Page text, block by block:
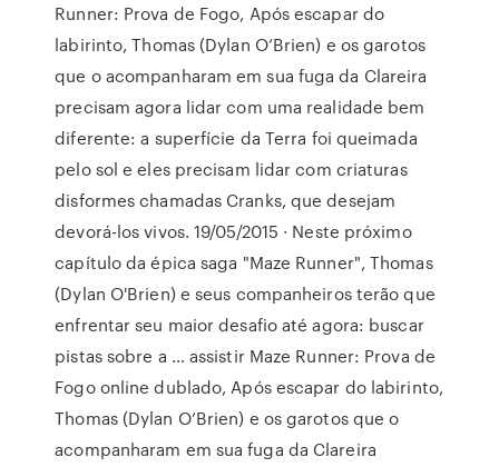
Runner: Prova de Fogo, Após escapar do
labirinto, Thomas (Dylan O’Brien) e os garotos
que o acompanharam em sua fuga da Clareira
precisam agora lidar com uma realidade bem
diferente: a superfície da Terra foi queimada
pelo sol e eles precisam lidar com criaturas
disformes chamadas Cranks, que desejam
devorá-los vivos. 19/05/2015 · Neste próximo
capítulo da épica saga "Maze Runner", Thomas
(Dylan O'Brien) e seus companheiros terão que
enfrentar seu maior desafio até agora: buscar
pistas sobre a … assistir Maze Runner: Prova de
Fogo online dublado, Após escapar do labirinto,
Thomas (Dylan O’Brien) e os garotos que o
acompanharam em sua fuga da Clareira